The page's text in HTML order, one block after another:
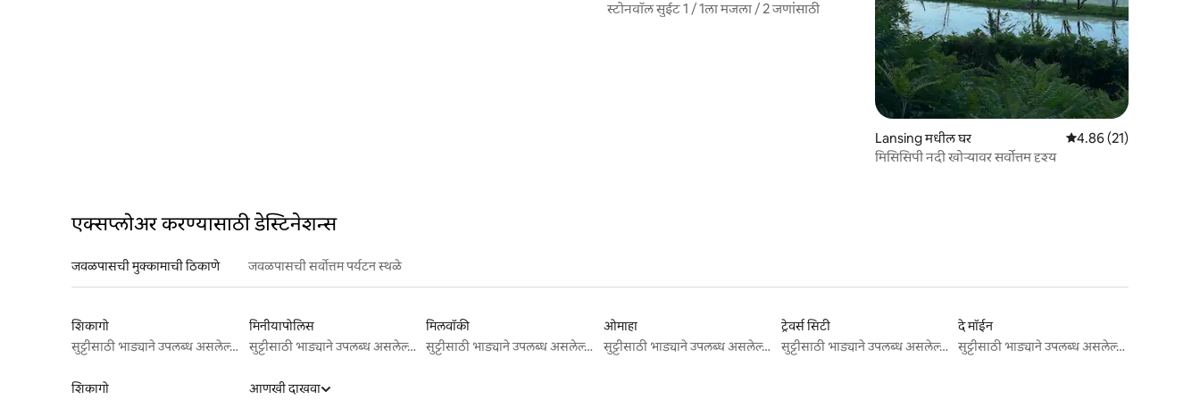
स्टोनवॉल सुईट 1 / 1ला मजला / 2 जणांसाठी
Lansing मधील घर 5 पैकी 4.86 सरासरी रेटिंग,
4.86 (21)
मिसिसिपी नदी खोऱ्यावर सर्वोत्तम दृश्य
एक्सप्लोअर करण्यासाठी डेस्टिनेशन्स
जवळपासची मुक्कामाची ठिकाणे जवळपासची सर्वोत्तम पर्यटन स्थळे
शिकागो
सुट्टीसाठी भाड्याने उपलब्ध असलेल्या जागा
मिनीयापोलिस
सुट्टीसाठी भाड्याने उपलब्ध असलेल्या जागा
मिलवॉकी
सुट्टीसाठी भाड्याने उपलब्ध असलेल्या जागा
ओमाहा
सुट्टीसाठी भाड्याने उपलब्ध असलेल्या जागा
ट्रेवर्स सिटी
सुट्टीसाठी भाड्याने उपलब्ध असलेल्या जागा
दे मॉईन
सुट्टीसाठी भाड्याने उपलब्ध असलेल्या जागा
शिकागो आणखी दाखवा